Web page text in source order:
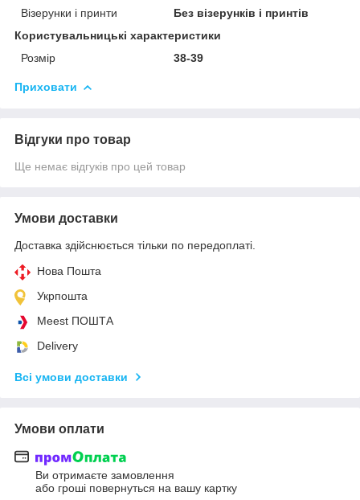
Візерунки і принти
Без візерунків і принтів
Користувальницькі характеристики
Розмір
38-39
Приховати
Відгуки про товар
Ще немає відгуків про цей товар
Умови доставки
Доставка здійснюється тільки по передоплаті.
Нова Пошта
Укрпошта
Meest ПОШТА
Delivery
Всі умови доставки
Умови оплати
Ви отримаєте замовлення
або гроші повернуться на вашу картку